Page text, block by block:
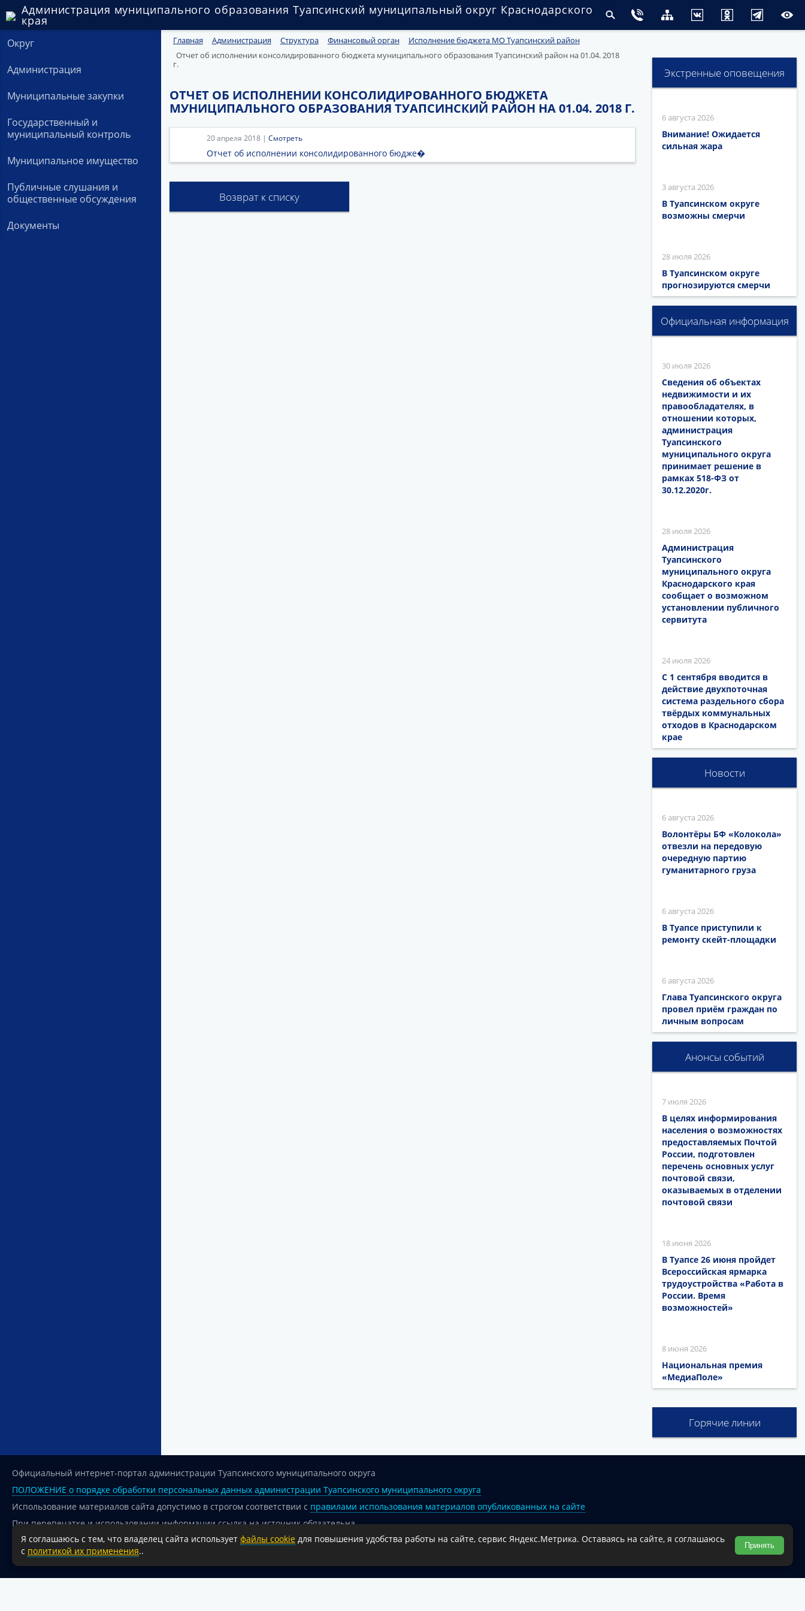
Администрация муниципального образования Туапсинский муниципальный округ Краснодарского
края
Округ
Администрация
Муниципальные закупки
Государственный и
муниципальный контроль
Муниципальное имущество
Публичные слушания и
общественные обсуждения
Документы
Главная Администрация Структура Финансовый орган
Исполнение бюджета МО Туапсинский район
Отчет об исполнении консолидированного бюджета муниципального образования Туапсинский район на 01.04. 2018
г.
ОТЧЕТ ОБ ИСПОЛНЕНИИ КОНСОЛИДИРОВАННОГО БЮДЖЕТА
МУНИЦИПАЛЬНОГО ОБРАЗОВАНИЯ ТУАПСИНСКИЙ РАЙОН НА 01.04. 2018 Г.
20 апреля 2018 | Смотреть
Отчет об исполнении консолидированного бюдже�
Возврат к списку
Экстренные оповещения
6 августа 2026
Внимание! Ожидается
сильная жара
3 августа 2026
В Туапсинском округе
возможны смерчи
28 июля 2026
В Туапсинском округе
прогнозируются смерчи
Официальная информация
30 июля 2026
Сведения об объектах
недвижимости и их
правообладателях, в
отношении которых,
администрация
Туапсинского
муниципального округа
принимает решение в
рамках 518-ФЗ от
30.12.2020г.
28 июля 2026
Администрация
Туапсинского
муниципального округа
Краснодарского края
сообщает о возможном
установлении публичного
сервитута
24 июля 2026
С 1 сентября вводится в
действие двухпоточная
система раздельного сбора
твёрдых коммунальных
отходов в Краснодарском
крае
Новости
6 августа 2026
Волонтёры БФ «Колокола»
отвезли на передовую
очередную партию
гуманитарного груза
6 августа 2026
В Туапсе приступили к
ремонту скейт-площадки
6 августа 2026
Глава Туапсинского округа
провел приём граждан по
личным вопросам
Анонсы событий
7 июля 2026
В целях информирования
населения о возможностях
предоставляемых Почтой
России, подготовлен
перечень основных услуг
почтовой связи,
оказываемых в отделении
почтовой связи
18 июня 2026
В Туапсе 26 июня пройдет
Всероссийская ярмарка
трудоустройства «Работа в
России. Время
возможностей»
8 июня 2026
Национальная премия
«МедиаПоле»
Горячие линии
Официальный интернет-портал администрации Туапсинского муниципального округа
ПОЛОЖЕНИЕ о порядке обработки персональных данных администрации Туапсинского муниципального округа
Использование материалов сайта допустимо в строгом соответствии с правилами использования материалов опубликованных на сайте
При перепечатке и использовании информации ссылка на источник обязательна.
Для сайтов и страниц сети Интернет обязательна активная гиперссылка на официальный интернет-портал администрации Туапсинского муниципального округа.
18+
Я соглашаюсь с тем, что владелец сайта использует файлы cookie для повышения удобства работы на сайте, сервис Яндекс.Метрика. Оставаясь на сайте, я соглашаюсь
с политикой их применения.. Принять